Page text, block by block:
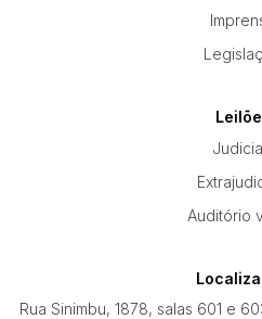
Auditório
Rua Sinimbu, 1878, salas 601 e